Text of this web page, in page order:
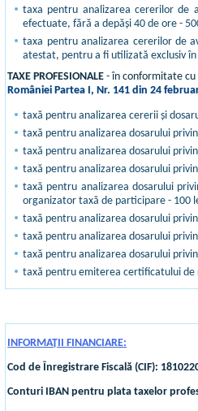
taxa pentru analizarea cererilor de
efectuate, fără a depăşi 40 de ore -
taxa pentru analizarea cererilor de
atestat, pentru a fi utilizată exclusiv
TAXE PROFESIONALE- în conformitate cu
României Partea I, Nr. 141 din 24
taxă pentru analizarea cererii şi
taxă pentru analizarea dosarului
taxă pentru analizarea dosarului
taxă pentru analizarea dosarului
taxă pentru analizarea dosarului
organizator taxă de participare - 100
taxă pentru analizarea dosarului
taxă pentru analizarea dosarului
taxă pentru analizarea dosarului
taxă pentru emiterea certificatului de
INFORMAȚII FINANCIARE:
Cod de Înregistrare Fiscală (CIF):
Conturi IBAN pentru plata taxelor